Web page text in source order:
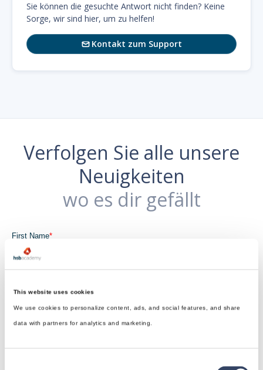
This website uses cookies
We use cookies to personalize content, ads, and social features, and share
data with partners for analytics and marketing.
Sie können die gesuchte Antwort nicht finden? Keine
Sorge, wir sind hier, um zu helfen!
Kontakt zum Support
Verfolgen Sie alle unsere
Neuigkeiten
wo es dir gefällt